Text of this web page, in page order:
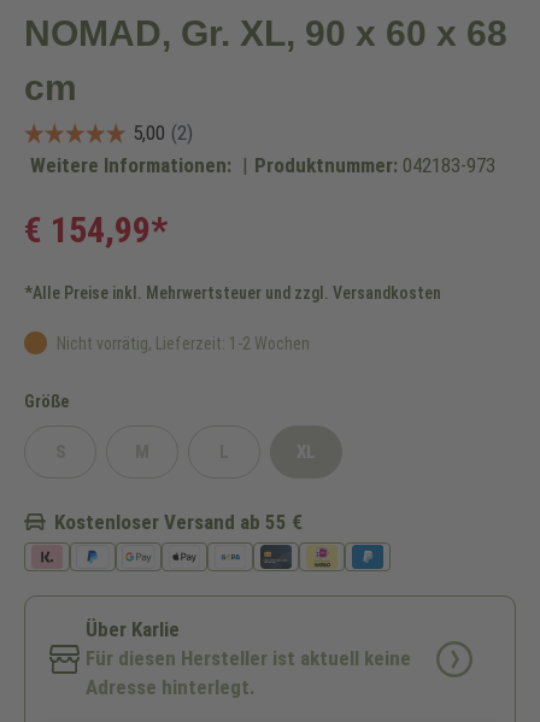
NOMAD, Gr. XL, 90 x 60 x 68
cm
Weitere Informationen: | Produktnummer: 042183-973
€ 154,99*
*Alle Preise inkl. Mehrwertsteuer und zzgl. Versandkosten
Nicht vorrätig, Lieferzeit: 1-2 Wochen
Größeauswählen
Kostenloser Versand ab 55 €
Über Karlie
Für diesen Hersteller ist aktuell keine
Adresse hinterlegt.